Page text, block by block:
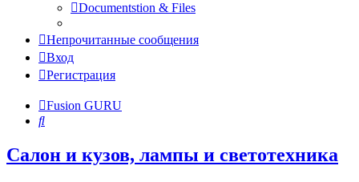
Documentstion & Files
Непрочитанные сообщения
Вход
Регистрация
Fusion GURU
Поиск
Салон и кузов, лампы и светотехника